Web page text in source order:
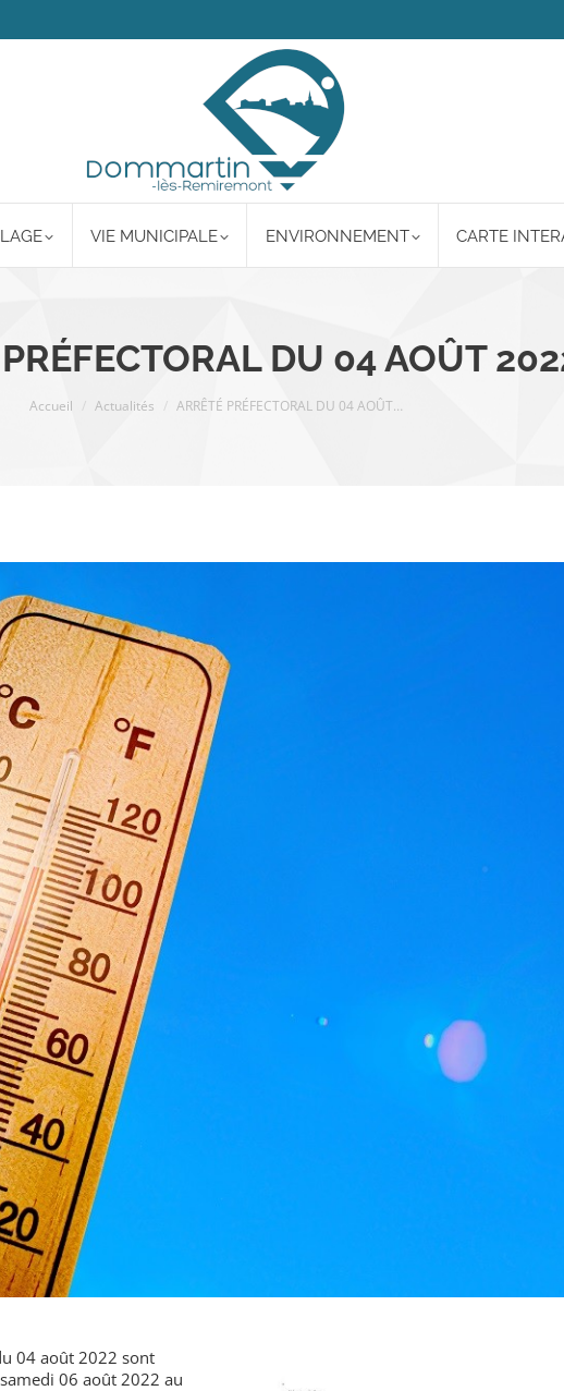
VIE MUNICIPALE ENVIRONNEMENT CARTE
DU 04 AOÛT
Accueil Actualités ARRÊTÉ PRÉFECTORAL DU 04 AOÛT…
04 août 2022 sont
06 août 2022 au